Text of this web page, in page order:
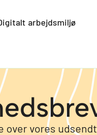
arbejdsmiljø
over vores